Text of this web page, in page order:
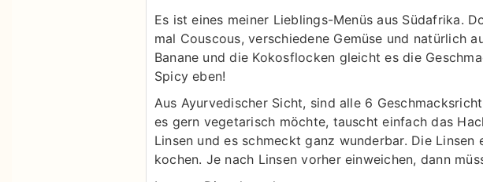
Es ist eines meiner Lieblings-Menüs aus Südafrika.
mal Couscous, verschiedene Gemüse und natürlich
Banane und die Kokosflocken gleicht es die
Spicy eben!
Aus Ayurvedischer Sicht, sind alle 6
es gern vegetarisch möchte, tauscht einfach das
Linsen und es schmeckt ganz wunderbar. Die
kochen. Je nach Linsen vorher einweichen, dann